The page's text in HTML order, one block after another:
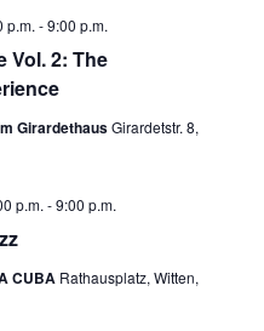
g
u
n
h
Vol. 2: The
p.m. -9:00 p.m.
GirardethausGirardetstr. 8,
p.m. -9:00 p.m.
CUBA Rathausplatz, Witten,